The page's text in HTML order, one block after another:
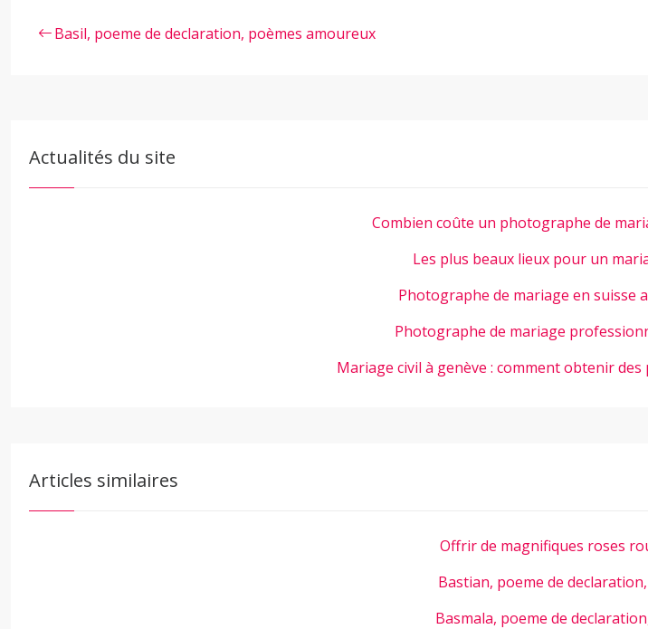
Basil, poeme de declaration, poèmes amoureux
Actualités du site
Combien coûte un photographe de
Les plus beaux lieux pour un
Photographe de mariage en suisse
Photographe de mariage
Mariage civil à genève : comment obtenir
Articles similaires
Offrir de magnifiques roses
Bastian, poeme de
Basmala, poeme de